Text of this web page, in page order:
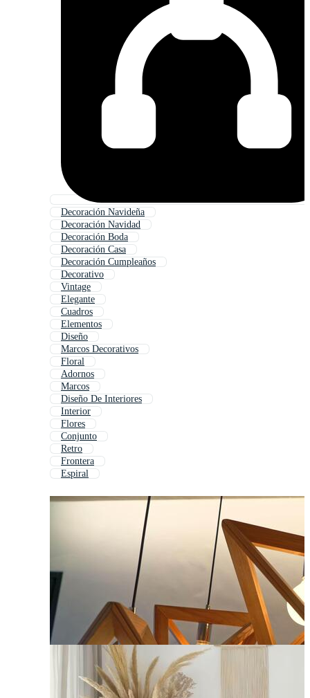
Decoración Navideña
Decoración Navidad
Decoración Boda
Decoración Casa
Decoración Cumpleaños
Decorativo
Vintage
Elegante
Cuadros
Elementos
Diseño
Marcos Decorativos
Floral
Adornos
Marcos
Diseño De Interiores
Interior
Flores
Conjunto
Retro
Frontera
Espiral